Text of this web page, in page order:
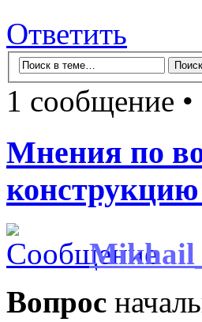
Ответить
1 сообщение
Мнения по
Вопрос